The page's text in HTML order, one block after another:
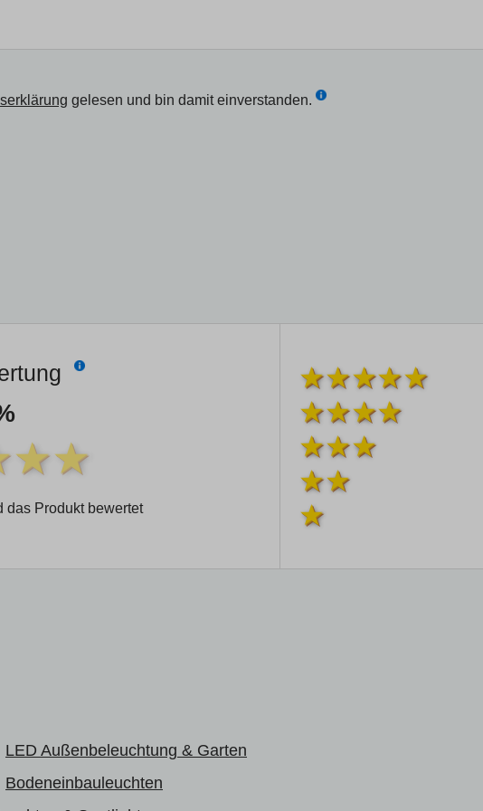
gelesen und bin damit einverstanden.
das Produkt bewertet
LED Außenbeleuchtung & Garten
Bodeneinbauleuchten